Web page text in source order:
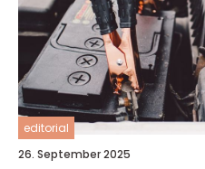
editorial
26. September 2025